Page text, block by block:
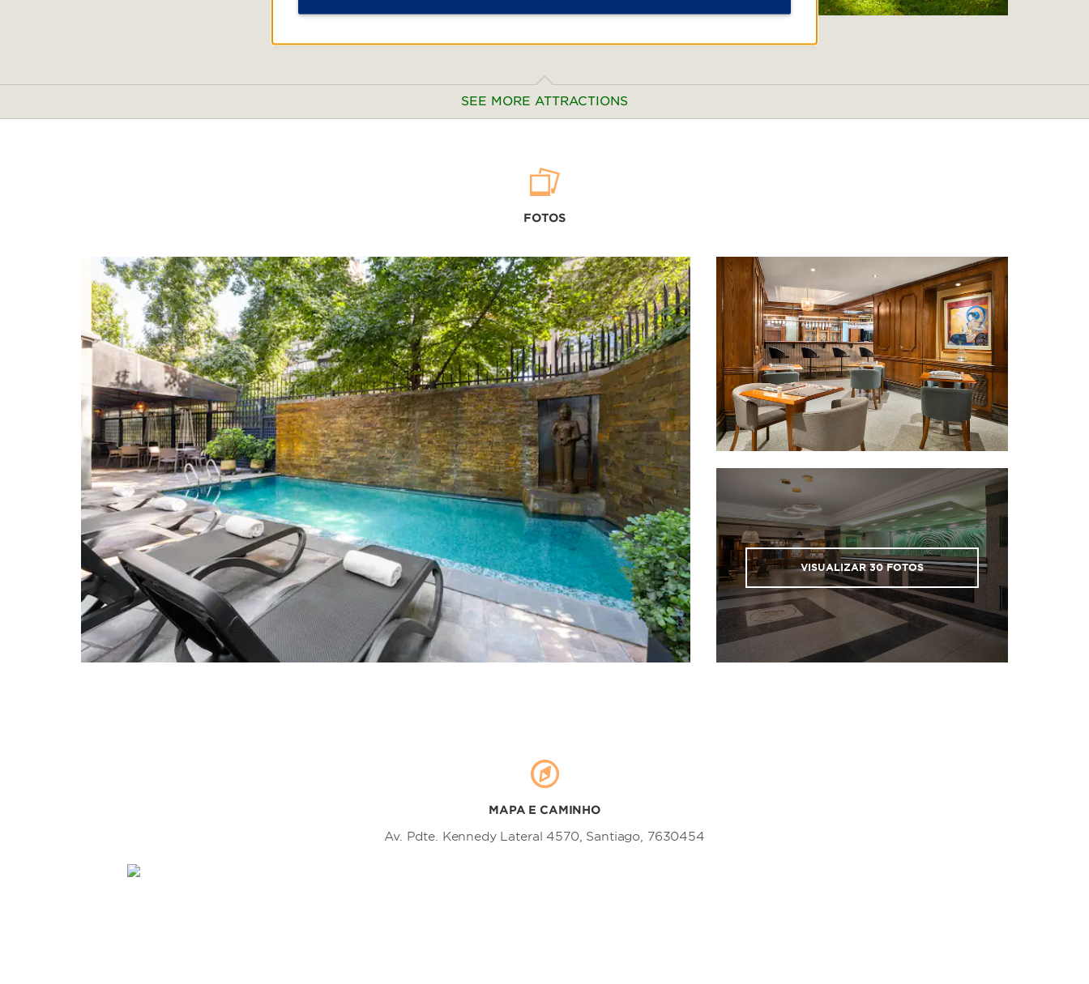
SEE MORE ATTRACTIONS
Chilean Museum of Pre-
Columbian Art
Chilean National Museum of Fine
Arts
Gabriela Mistral Center
Mirador Interactive Museum
La Moneda Cultural Center
Museum of Contemporary Art
Museum of Fashion
Museum of Memory and Human
Rights
Museum of Visual Arts
National Museum of Fine Arts
National Museum of History
NAVE
Railway Museum Santiago
Salvador Allende Solidarity
Museum
Points of Interest
Chilean National Library
Las Condes
Lastarria
La Moneda Palace
Plaza de Armas
Plaza de la Constitucion
Providencia
Santa Lucia Hill
Santiago Baháʼí Temple
Santiago General Cemetery
Santiago Metropolitan Cathedral
Virgin of the Immaculate
Conception
Vitacura
Chilean National Zoo
Maipo Canyon
San Cristobal Hill
Santa Lucia Hill
Santiago Metropolitan Park
Sky Costanera
Shopping
Alonso de Cordova Avenue
Alto Las Condes Mall
Casa Costanera Shopping Mall
Costanera Center
Parque Arauco
Patio Bellavista
La Vega Central
Sports & Entertainment
Concha & Toro Winery
FOTOS
VISUALIZAR30FOTOS
MAPA E CAMINHO
Av. Pdte. Kennedy Lateral 4570, Santiago, 7630454